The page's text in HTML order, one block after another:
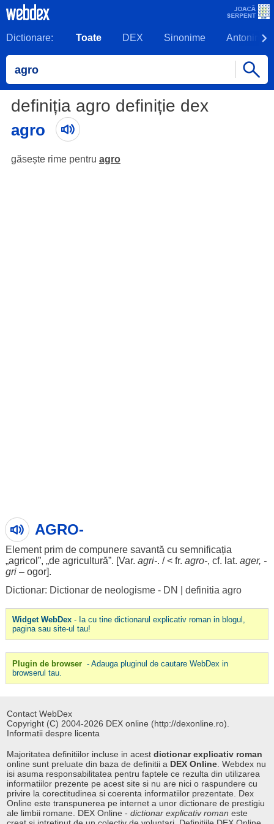
Dictionare: Toate DEX Sinonime Antonime
definiția agro definiție dex
agro
găsește rime pentru agro
AGRO-
Element primde compunere savantă cu semnificația
„agricol ”, „de agricultură”. [Var. agri-. / < fr. agro-, cf. lat. ager, -
gri– ogor].
Dictionar: Dictionar de neologisme - DN
definitia agro
Widget WebDex- Ia cu tine dictionarul explicativ roman in blogul,
pagina sau site-ul tau!
Plugin de browser - Adauga pluginul de cautare WebDex in
browserul tau.
Contact WebDex
Copyright (C) 2004-2026 DEX online (http://dexonline.ro).
Informatii despre licenta
Majoritatea definitiilor incluse in acestdictionar explicativ roman
online sunt preluate din baza de definitii a DEX Online . Webdex nu
isi asuma responsabilitatea pentru faptele ce rezulta din utilizarea
informatiilor prezente pe acest site si nu are nici o raspundere cu
privire la corectitudinea si coerenta informatiilor prezentate. Dex
Online este transpunerea pe internet a unor dictionare de prestigiu
ale limbii romane. DEX Online -dictionar explicativ roman este